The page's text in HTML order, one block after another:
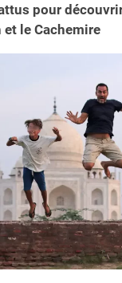
pour
et le Cachemire